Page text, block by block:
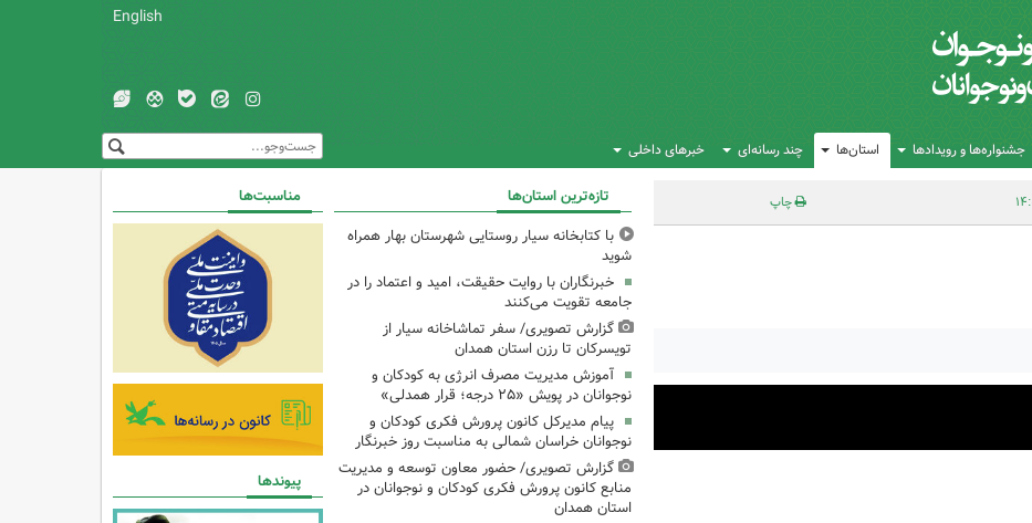
English
جشنواره‌ها و رویدادها استان‌ها چند رسانه‌ای خبرهای داخلی
چاپ تازه‌ترین استان‌ها
با کتابخانه سیار روستایی شهرستان بهار همراه
شوید
خبرنگاران با روایت حقیقت، امید و اعتماد را در
جامعه تقویت می‌کنند
گزارش تصویری/ سفر تماشاخانه سیار از
تویسرکان تا رزن استان همدان
آموزش مدیریت مصرف انرژی به کودکان و
نوجوانان در پویش «۲۵ درجه؛ قرار همدلی»
پیام مدیرکل کانون پرورش فکری کودکان و
نوجوانان خراسان شمالی به مناسبت روز خبرنگار
گزارش تصویری/ حضور معاون توسعه و مدیریت
منابع کانون پرورش فکری کودکان و نوجوانان در
استان همدان
مناسبت‌ها
پیوندها